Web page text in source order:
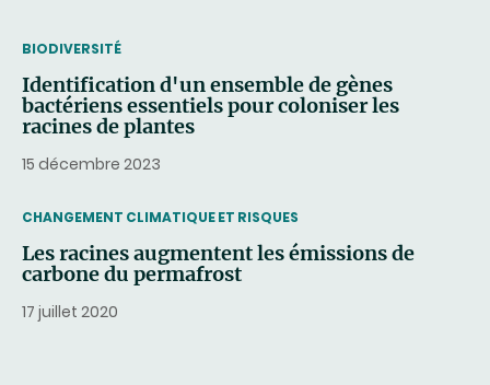
THEMATIC
BIODIVERSITÉ
Identification d'un ensemble de gènes
bactériens essentiels pour coloniser les
racines de plantes
15 décembre 2023
THEMATIC
CHANGEMENT CLIMATIQUE ET RISQUES
Les racines augmentent les émissions de
carbone du permafrost
17 juillet 2020